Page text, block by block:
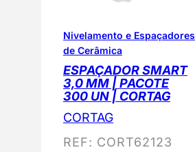
Nivelamento e Espaçadores
de Cerâmica
ESPAÇADOR SMART
3,0 MM | PACOTE
300 UN | CORTAG
CORTAG
REF: CORT62123